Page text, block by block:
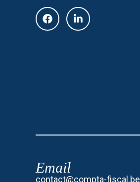
Email
contact@compta-fiscal.be